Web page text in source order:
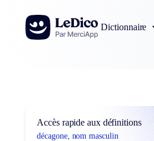
Aller au contenu
Dictionnaire
Accès rapide aux définitions
décagone, nom masculin